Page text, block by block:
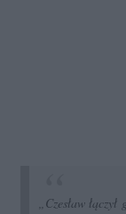
„Czesław